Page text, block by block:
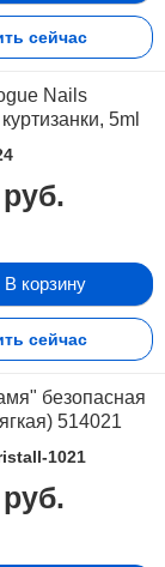
сейчас
Nails
5ml
В корзину
сейчас
безопасная
514021
1021